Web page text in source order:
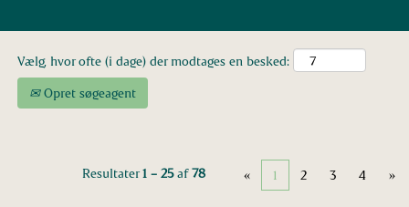
Vælg, hvor ofte (i dage) der modtages en besked:
Opret søgeagent
Resultater1 – 25af78 « 1 2 3 4 »